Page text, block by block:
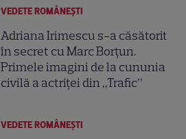
VEDETE ROMÂNEŞTI
Adriana Irimescu s-a căsătorit
în secret cu Marc Borțun.
Primele imagini de la cununia
civilă a actriței din „Trafic”
VEDETE ROMÂNEŞTI